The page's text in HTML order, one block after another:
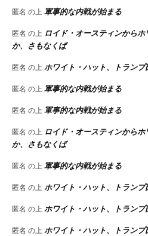
匿名 の上 軍事的な内戦が始まる
匿名 の上 ロイド・オースティンから
か、さもなくば
匿名 の上 ホワイト・ハット、トラン
匿名 の上 軍事的な内戦が始まる
匿名 の上 軍事的な内戦が始まる
匿名 の上 ロイド・オースティンから
か、さもなくば
匿名 の上 軍事的な内戦が始まる
匿名 の上 ホワイト・ハット、トラン
匿名 の上 ホワイト・ハット、トラン
匿名 の上 ホワイト・ハット、トラン